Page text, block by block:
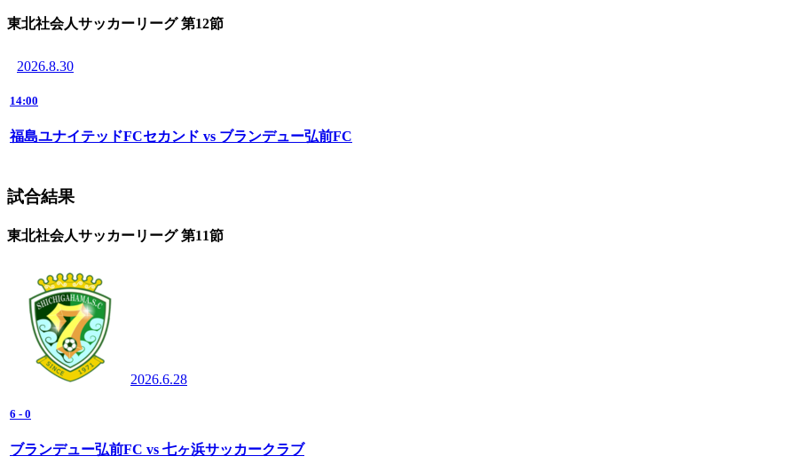
東北社会人サッカーリーグ 第12節
2026.8.30
14:00
福島ユナイテッドFCセカンド vs ブランデュー弘前FC
試合結果
東北社会人サッカーリーグ 第11節
2026.6.28
6 - 0
ブランデュー弘前FC vs 七ヶ浜サッカークラブ